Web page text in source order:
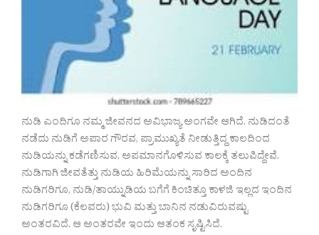
ನುಡಿ ಎಂದಿಗೂ ನಮ್ಮ ಜೀವನದ ಅವಿಭಾಜ್ಯ ಅಂಗವೇ ಆಗಿದೆ. ನುಡಿದಂತೆ
ನಡೆದು ನುಡಿಗೆ ಅಪಾರ ಗೌರವ, ಪ್ರಾಮುಖ್ಯತೆ ನೀಡುತ್ತಿದ್ದ ಕಾಲದಿಂದ
ನುಡಿಯನ್ನು ಕಡೆಗಣಿಸುವ, ಅಪಮಾನಗೊಳಿಸುವ ಕಾಲಕ್ಕೆ ತಲುಪಿದ್ದೇವೆ.
ನುಡಿಗಾಗಿ ಜೀವತೆತ್ತು ನುಡಿಯ ಹಿರಿಮೆಯನ್ನು ಸಾರಿದ ಅಂದಿನ
ನುಡಿಗರಿಗೂ, ನುಡಿ/ತಾಯ್ನುಡಿಯ ಬಗೆಗೆ ಕಿಂಚಿತ್ತೂ ಕಾಳಜಿ ಇಲ್ಲದ ಇಂದಿನ
ನುಡಿಗರಿಗೂ (ಕೆಲವರು) ಭುವಿ ಮತ್ತು ಬಾನಿನ ನಡುವಿರುವಷ್ಟು
ಅಂತರವಿದೆ. ಆ ಅಂತರವೇ ಇಂದು ಆತಂಕ ಸೃಷ್ಟಿಸಿದೆ.